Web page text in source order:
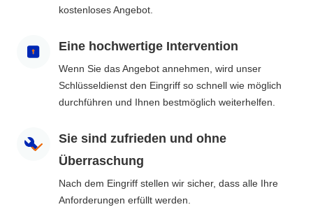
kostenloses Angebot.
Eine hochwertige Intervention
Wenn Sie das Angebot annehmen, wird unser
Schlüsseldienst den Eingriff so schnell wie möglich
durchführen und Ihnen bestmöglich weiterhelfen.
Sie sind zufrieden und ohne
Überraschung
Nach dem Eingriff stellen wir sicher, dass alle Ihre
Anforderungen erfüllt werden.